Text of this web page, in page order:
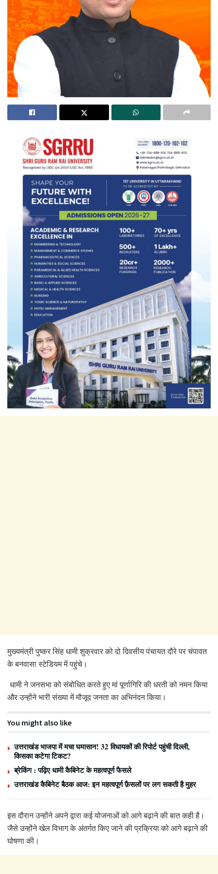
मुख्यमंत्री पुष्कर सिंह धामी शुक्रवार को दो दिवसीय पंचायत दौरे पर चंपावत
के बनवासा स्टेडियम में पहुंचे।
धामी ने जनसभा को संबोधित करते हुए मां पूर्णागिरि की धरती को नमन किया
और उन्होंने भारी संख्या में मौजूद जनता का अभिनंदन किया।
You might also like
उत्तराखंड भाजपा में मचा घमासान! 32 विधायकों की रिपोर्ट पहुंची दिल्ली,
किसका कटेगा टिकट?
ब्रेकिंग : पढ़िए धामी कैबिनेट के महत्वपूर्ण फैसले
उत्तराखंड कैबिनेट बैठक आज: इन महत्वपूर्ण फ़ैसलों पर लग सकती है मुहर
इस दौरान उन्होंने अपने द्वारा कई योजनाओं को आगे बढ़ाने की बात कही है।
जैसे उन्होंने खेल विभाग के अंतर्गत किए जाने की प्रक्रिया को आगे बढ़ाने की
घोषणा की।